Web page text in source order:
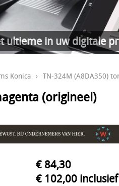
ultieme in uw digitale
Konica › TN-324M (A8DA350)
(origineel)
€ 84,30
€ 102,00